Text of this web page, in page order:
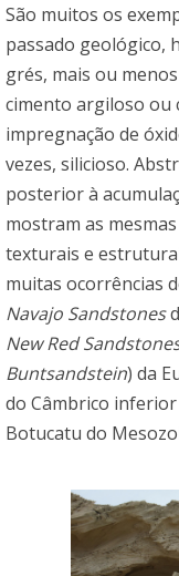
São muitos os
passado geológico,
grés, mais ou
cimento argiloso ou
impregnação de
vezes, silicioso.
posterior à
mostram as
texturais e
muitas ocorrências
Navajo Sandstones
New Red
Buntsandstein) da
do Câmbrico inferior
Botucatu do